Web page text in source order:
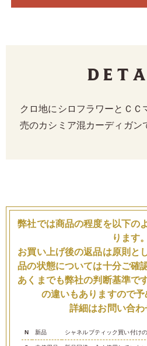
クロ地にシロフラワーとＣＣ
売のカシミア混カーディガン
弊社では商品の程度を以下の
ります。
お買い上げ後の返品は原則と
品の状態については十分ご確
あくまでも弊社の判断基準で
の違いもありますので予
詳細はお問い合わ
N 新品 シャネルブティック買い付け